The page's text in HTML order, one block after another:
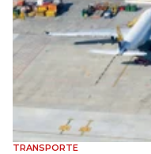
TRANSPORTE